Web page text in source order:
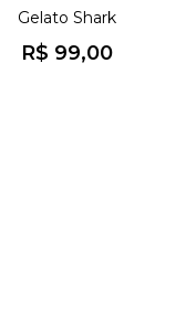
Gelato Shark
R$ 99,00